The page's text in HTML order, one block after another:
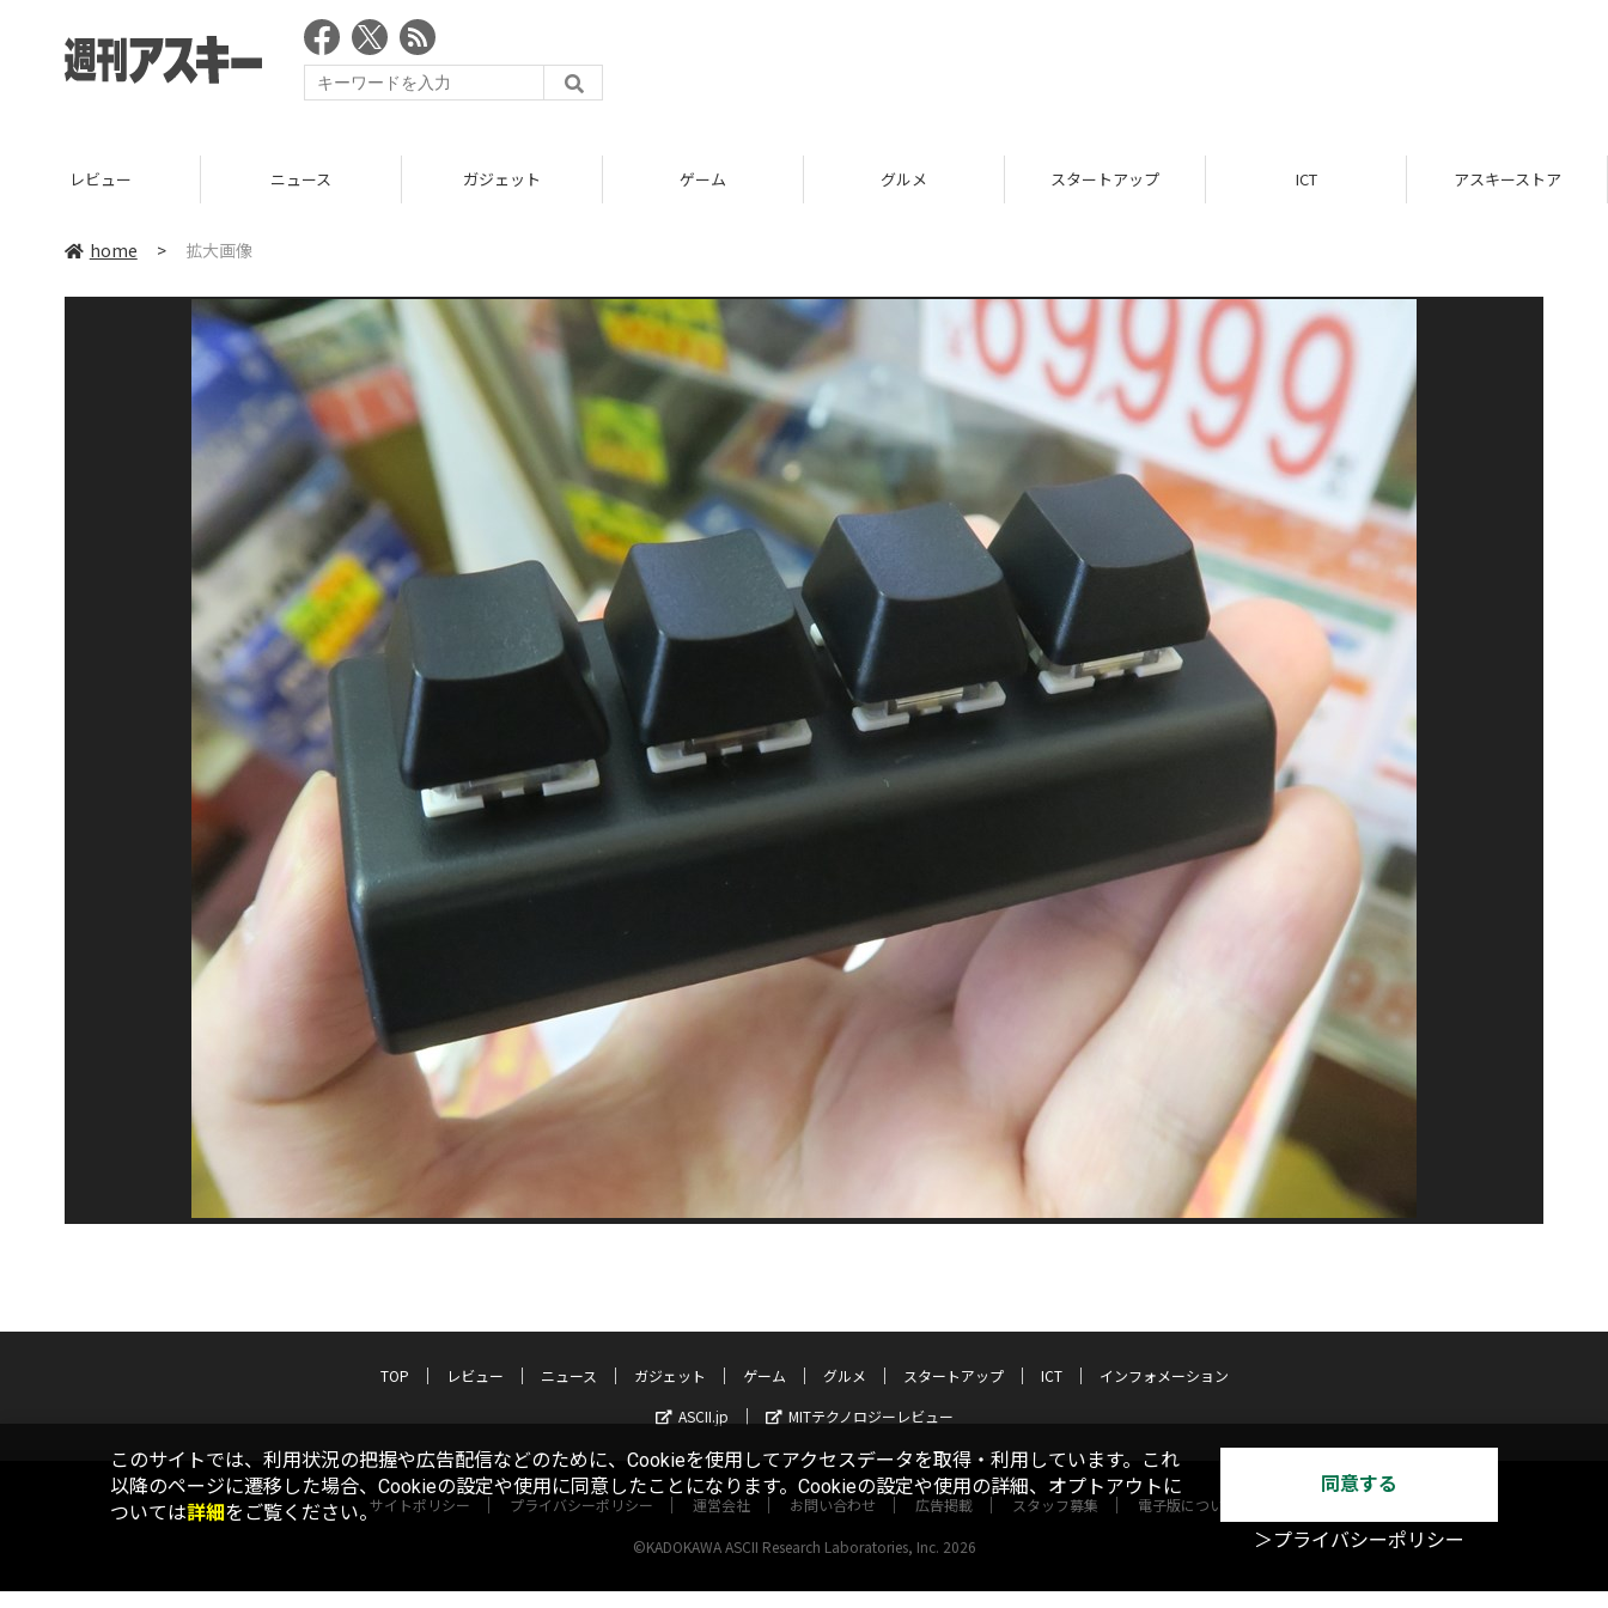
レビュー ニュース ガジェット ゲーム グルメ スタートアップ ICT アスキーストア
home > 拡大画像
TOP レビュー ニュース ガジェット ゲーム グルメ スタートアップ ICT
インフォメーション
ASCII.jp
MITテクノロジーレビュー
サイトポリシー プライバシーポリシー 運営会社 お問い合わせ 広告掲載 スタッフ募集 電子版について
©KADOKAWA ASCII Research Laboratories, Inc. 2026
このサイトでは、利用状況の把握や広告配信などのために、Cookieを使用してアクセスデータを取得・利用しています。これ
以降のページに遷移した場合、Cookieの設定や使用に同意したことになります。Cookieの設定や使用の詳細、オプトアウトに
ついては詳細をご覧ください。
同意する
＞プライバシーポリシー